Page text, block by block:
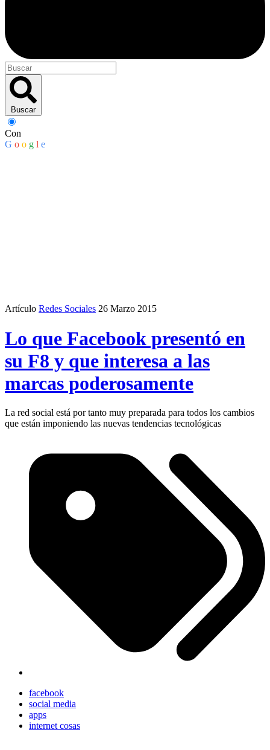
Buscar
Con
G o o g l e
Artículo Redes Sociales 26 Marzo 2015
Lo que Facebook presentó en
su F8 y que interesa a las
marcas poderosamente
La red social está por tanto muy preparada para todos los cambios
que están imponiendo las nuevas tendencias tecnológicas
facebook
social media
apps
internet cosas